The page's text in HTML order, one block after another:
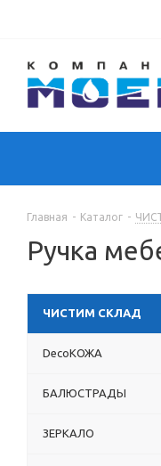
Главная - Каталог -
Ручка
ЧИСТИМ СКЛАД
DecoКОЖА
БАЛЮСТРАДЫ
ЗЕРКАЛО